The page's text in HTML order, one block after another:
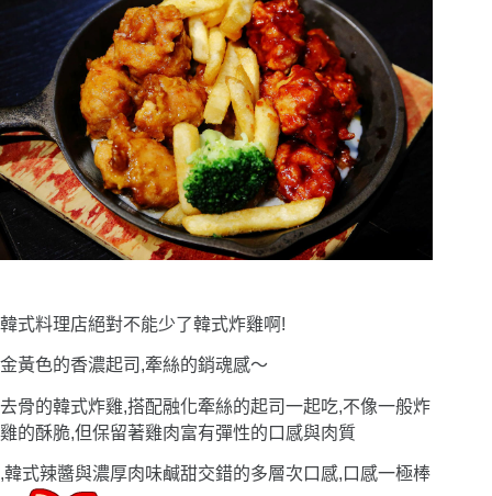
韓式料理店絕對不能少了韓式炸雞啊!
金黃色的香濃起司,牽絲的銷魂感〜
去骨的韓式炸雞,搭配融化牽絲的起司一起吃,不像一般炸
雞的酥脆,但保留著雞肉富有彈性的口感與肉質
,韓式辣醬與濃厚肉味鹹甜交錯的多層次口感,口感一極棒